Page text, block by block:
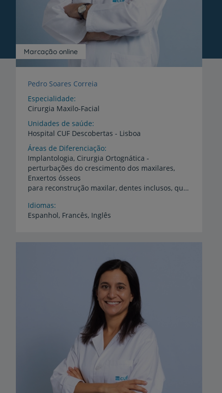
simultaneamente familiar, profissional e
interdisciplinar.
Contacte-nos diretamente através do
números de telefone 210 025 229 e 210 025
581.
Marcação online
Pedro Soares Correia
Especialidade
Cirurgia Maxilo-Facial
Unidades de saúde
Hospital CUF Descobertas - Lisboa
Áreas de Diferenciação
Implantologia, Cirurgia Ortognática -
perturbações do crescimento dos maxilares,
Enxertos ósseos
para reconstrução maxilar, dentes inclusos, quistos e outras patologias dos maxilares
Idiomas
Espanhol, Francês, Inglês